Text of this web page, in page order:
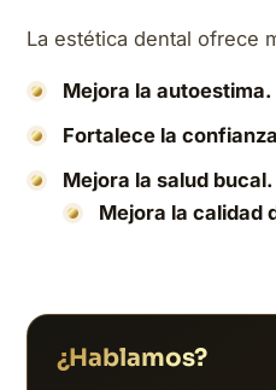
La estética dental ofrece
Mejora la autoestima.
Fortalece la
Mejora la salud bucal.
Mejora la calidad
¿Hablamos?